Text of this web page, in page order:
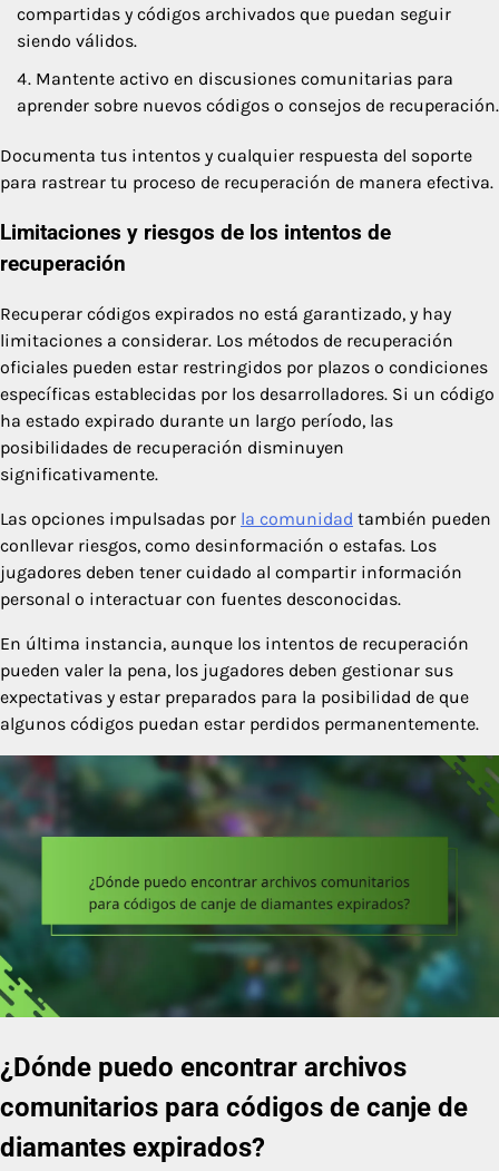
compartidas y códigos archivados que puedan seguir
siendo válidos.
Mantente activo en discusiones comunitarias para
aprender sobre nuevos códigos o consejos de recuperación.
Documenta tus intentos y cualquier respuesta del soporte
para rastrear tu proceso de recuperación de manera efectiva.
Limitaciones y riesgos de los intentos de
recuperación
Recuperar códigos expirados no está garantizado, y hay
limitaciones a considerar. Los métodos de recuperación
oficiales pueden estar restringidos por plazos o condiciones
específicas establecidas por los desarrolladores. Si un código
ha estado expirado durante un largo período, las
posibilidades de recuperación disminuyen
significativamente.
Las opciones impulsadas por la comunidad también pueden
conllevar riesgos, como desinformación o estafas. Los
jugadores deben tener cuidado al compartir información
personal o interactuar con fuentes desconocidas.
En última instancia, aunque los intentos de recuperación
pueden valer la pena, los jugadores deben gestionar sus
expectativas y estar preparados para la posibilidad de que
algunos códigos puedan estar perdidos permanentemente.
¿Dónde puedo encontrar archivos
comunitarios para códigos de canje de
diamantes expirados?